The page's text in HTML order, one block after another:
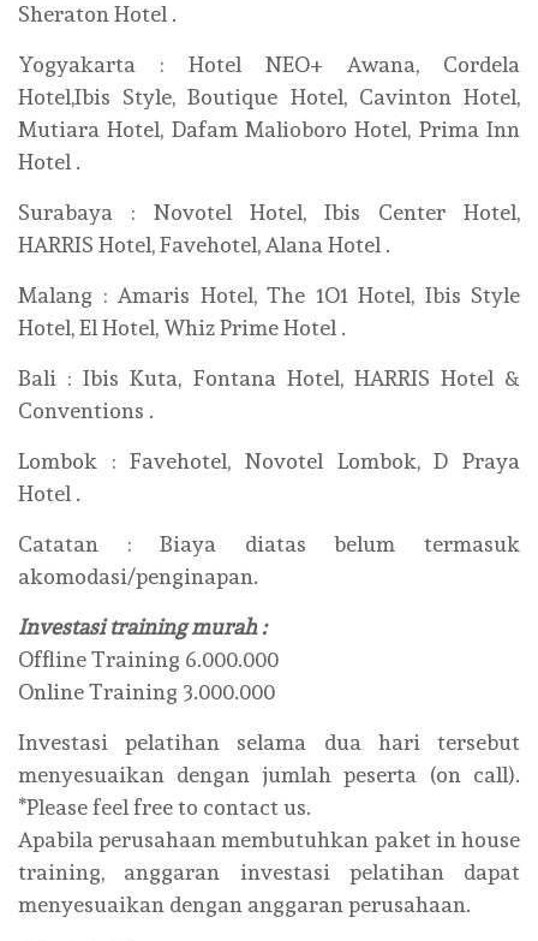
Sheraton Hotel .
Yogyakarta : Hotel NEO+ Awana, Cordela
Hotel,Ibis Style, Boutique Hotel, Cavinton Hotel,
Mutiara Hotel, Dafam Malioboro Hotel, Prima Inn
Hotel .
Surabaya : Novotel Hotel, Ibis Center Hotel,
HARRIS Hotel, Favehotel, Alana Hotel .
Malang : Amaris Hotel, The 1O1 Hotel, Ibis Style
Hotel, El Hotel, Whiz Prime Hotel .
Bali : Ibis Kuta, Fontana Hotel, HARRIS Hotel &
Conventions .
Lombok : Favehotel, Novotel Lombok, D Praya
Hotel .
Catatan : Biaya diatas belum termasuk
akomodasi/penginapan.
Investasi training murah :
Offline Training 6.000.000
Online Training 3.000.000
Investasi pelatihan selama dua hari tersebut
menyesuaikan dengan jumlah peserta (on call).
*Please feel free to contact us.
Apabila perusahaan membutuhkan paket in house
training, anggaran investasi pelatihan dapat
menyesuaikan dengan anggaran perusahaan.